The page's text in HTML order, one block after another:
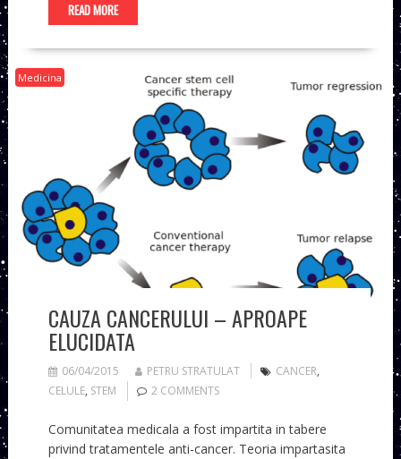
READ MORE
Medicina
CAUZA CANCERULUI – APROAPE
ELUCIDATA
06/04/2015 PETRU STRATULAT CANCER,
CELULE, STEM 2 COMMENTS
Comunitatea medicala a fost impartita in tabere
privind tratamentele anti-cancer. Teoria impartasita